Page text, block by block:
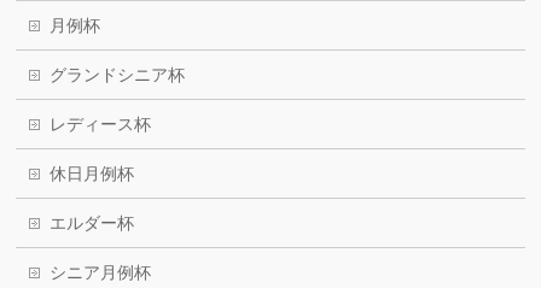
月例杯
グランドシニア杯
レディース杯
休日月例杯
エルダー杯
シニア月例杯